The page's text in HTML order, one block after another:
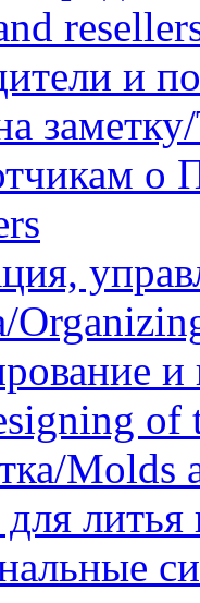
и
о
и
of
Molds
литья